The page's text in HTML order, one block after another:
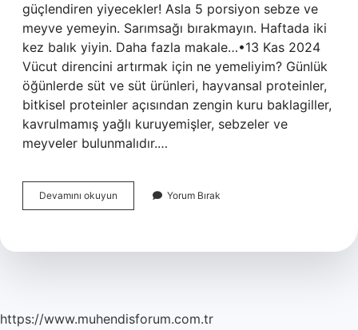
güçlendiren yiyecekler! Asla 5 porsiyon sebze ve
meyve yemeyin. Sarımsağı bırakmayın. Haftada iki
kez balık yiyin. Daha fazla makale…•13 Kas 2024
Vücut direncini artırmak için ne yemeliyim? Günlük
öğünlerde süt ve süt ürünleri, hayvansal proteinler,
bitkisel proteinler açısından zengin kuru baklagiller,
kavrulmamış yağlı kuruyemişler, sebzeler ve
meyveler bulunmalıdır.…
Devamını okuyun Bağışıklığı
Güçlendiren
Içecekler
Yorum Bırak
https://www.muhendisforum.com.tr